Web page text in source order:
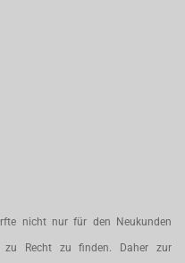
nicht nur für den Neukunden
zu Recht zu finden. Daher zur